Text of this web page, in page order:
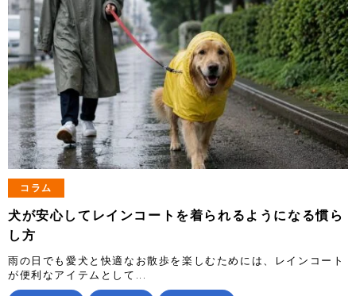
コラム
犬が安心してレインコートを着られるようになる慣ら
し方
雨の日でも愛犬と快適なお散歩を楽しむためには、レインコート
が便利なアイテムとして...